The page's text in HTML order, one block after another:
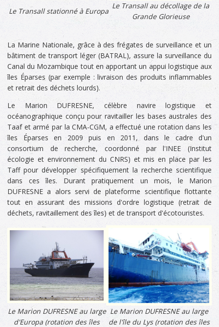
Le Transall stationné à Europa
Le Transall au décollage de la
Grande Glorieuse
La Marine Nationale, grâce à des frégates de surveillance et un
bâtiment de transport léger (BATRAL), assure la surveillance du
Canal du Mozambique tout en apportant un appui logistique aux
îles Éparses (par exemple : livraison des produits inflammables
et retrait des déchets lourds).
Le Marion DUFRESNE, célèbre navire logistique et
océanographique conçu pour ravitailler les bases australes des
Taaf et armé par la CMA-CGM, a effectué une rotation dans les
îles Éparses en 2009 puis en 2011, dans le cadre d'un
consortium de recherche, coordonné par l'INEE (Institut
écologie et environnement du CNRS) et mis en place par les
Taff pour développer spécifiquement la recherche scientifique
dans ces îles. Durant pratiquement un mois, le Marion
DUFRESNE a alors servi de plateforme scientifique flottante
tout en assurant des missions d'ordre logistique (retrait de
déchets, ravitaillement des îles) et de transport d'écotouristes.
Le Marion DUFRESNE au large
d'Europa (rotation des îles
Le Marion DUFRESNE au large
de l'île du Lys(rotation des îles